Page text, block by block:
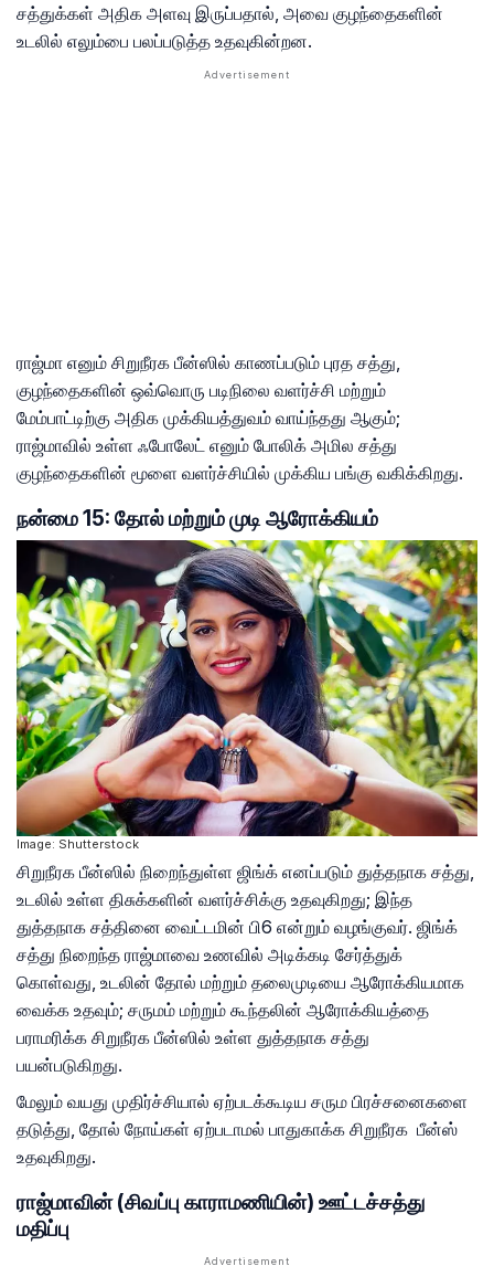
சத்துக்கள் அதிக அளவு இருப்பதால், அவை குழந்தைகளின்
உடலில் எலும்பை பலப்படுத்த உதவுகின்றன.
ராஜ்மா எனும் சிறுநீரக பீன்ஸில் காணப்படும் புரத சத்து,
குழந்தைகளின் ஒவ்வொரு படிநிலை வளர்ச்சி மற்றும்
மேம்பாட்டிற்கு அதிக முக்கியத்துவம் வாய்ந்தது ஆகும்;
ராஜ்மாவில் உள்ள ஃபோலேட் எனும் போலிக் அமில சத்து
குழந்தைகளின் மூளை வளர்ச்சியில் முக்கிய பங்கு வகிக்கிறது.
நன்மை 15: தோல் மற்றும் முடி ஆரோக்கியம்
Image: Shutterstock
சிறுநீரக பீன்ஸில் நிறைந்துள்ள ஜிங்க் எனப்படும் துத்தநாக சத்து,
உடலில் உள்ள திசுக்களின் வளர்ச்சிக்கு உதவுகிறது; இந்த
துத்தநாக சத்தினை வைட்டமின் பி6 என்றும் வழங்குவர். ஜிங்க்
சத்து நிறைந்த ராஜ்மாவை உணவில் அடிக்கடி சேர்த்துக்
கொள்வது, உடலின் தோல் மற்றும் தலைமுடியை ஆரோக்கியமாக
வைக்க உதவும்; சருமம் மற்றும் கூந்தலின் ஆரோக்கியத்தை
பராமரிக்க சிறுநீரக பீன்ஸில் உள்ள துத்தநாக சத்து
பயன்படுகிறது.
மேலும் வயது முதிர்ச்சியால் ஏற்படக்கூடிய சரும பிரச்சனைகளை
தடுத்து, தோல் நோய்கள் ஏற்படாமல் பாதுகாக்க சிறுநீரக பீன்ஸ்
உதவுகிறது.
ராஜ்மாவின் (சிவப்பு காராமணியின்) ஊட்டச்சத்து
மதிப்பு